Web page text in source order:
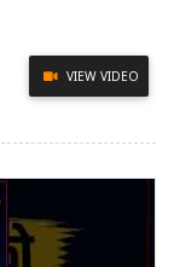
VIEW VIDEO